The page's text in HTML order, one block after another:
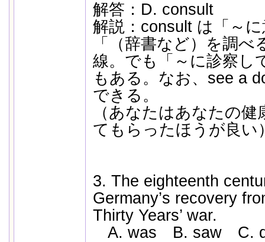
解答：D. consult
解説：consult は「～
「（辞書など）を調
線。でも「～に診察し
もある。なお、see a
できる。
（あなたはあなたの
てもらったほうが良い
3. The eighteenth
Germany’s recovery
Thirty Years’ war.
A. was B. saw C.